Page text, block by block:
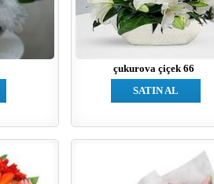
çukurova çiçek 66
SATIN AL